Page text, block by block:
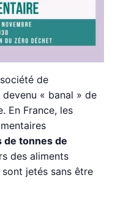
société de
« banal » de
En France, les
de tonnes de
des aliments
jetés sans être